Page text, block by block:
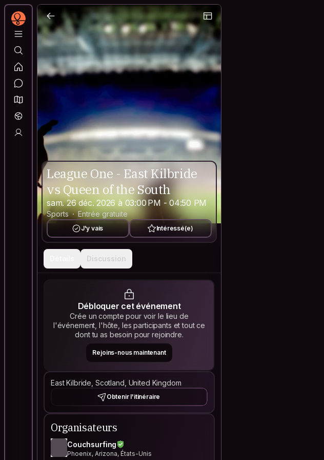
League One - East Kilbride
vs Queen of the South
sam. 26 déc. 2026 à 03:00 PM - 04:50 PM
Sports Entrée gratuite
J'y vais Intéressé(e)
Discussion
Débloquer cet événement
Crée un compte pour voir le lieu de
l'événement, l'hôte, les participants et tout ce
dont tu as besoin pour rejoindre.
Rejoins-nous maintenant
East Kilbride, Scotland, United Kingdom
Obtenir l'itinéraire
Organisateurs
Couchsurfing
Phoenix, Arizona, États-Unis